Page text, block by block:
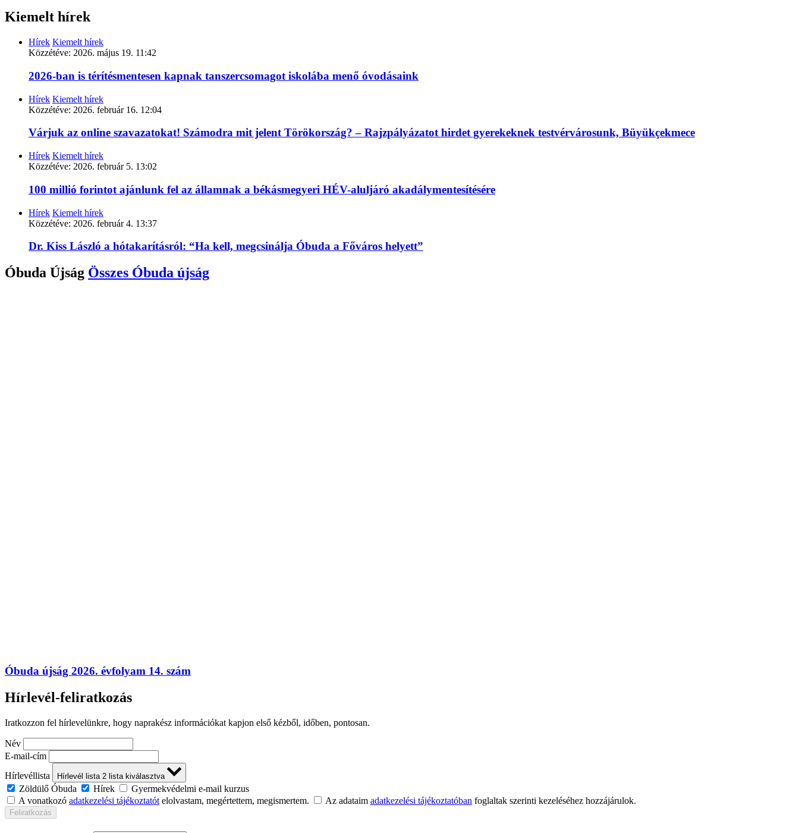
Kiemelt hírek
Hírek Kiemelt hírek
Közzétéve: 2026. május 19. 11:42
2026-ban is térítésmentesen kapnak tanszercsomagot iskolába menő óvodásaink
Hírek Kiemelt hírek
Közzétéve: 2026. február 16. 12:04
Várjuk az online szavazatokat! Számodra mit jelent Törökország? – Rajzpályázatot hirdet gyerekeknek testvérvárosunk, Büyükçekmece
Hírek Kiemelt hírek
Közzétéve: 2026. február 5. 13:02
100 millió forintot ajánlunk fel az államnak a békásmegyeri HÉV-aluljáró akadálymentesítésére
Hírek Kiemelt hírek
Közzétéve: 2026. február 4. 13:37
Dr. Kiss László a hótakarításról: “Ha kell, megcsinálja Óbuda a Főváros helyett”
Óbuda Újság Összes Óbuda újság
Óbuda újság 2026. évfolyam 14. szám
Hírlevél-feliratkozás
Iratkozzon fel hírlevelünkre, hogy naprakész információkat kapjon első kézből, időben, pontosan.
Név
E-mail-cím
Hírlevéllista
Hírlevél lista 2 lista kiválasztva
Zöldülő Óbuda Hírek
Gyermekvédelmi e-mail kurzus
A vonatkozó adatkezelési tájékoztatót elolvastam, megértettem, megismertem. Az adataim adatkezelési tájékoztatóban foglaltak szerinti kezeléséhez hozzájárulok.
Feliratkozás